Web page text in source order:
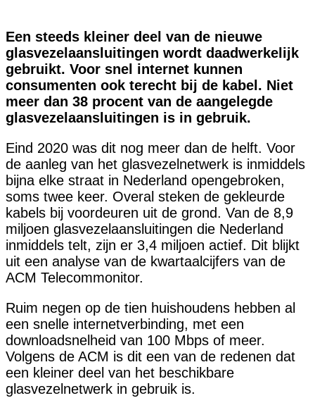
Een steeds kleiner deel van de nieuwe
glasvezelaansluitingen wordt daadwerkelijk
gebruikt. Voor snel internet kunnen
consumenten ook terecht bij de kabel. Niet
meer dan 38 procent van de aangelegde
glasvezelaansluitingen is in gebruik.
Eind 2020 was dit nog meer dan de helft. Voor
de aanleg van het glasvezelnetwerk is inmiddels
bijna elke straat in Nederland opengebroken,
soms twee keer. Overal steken de gekleurde
kabels bij voordeuren uit de grond. Van de 8,9
miljoen glasvezelaansluitingen die Nederland
inmiddels telt, zijn er 3,4 miljoen actief. Dit blijkt
uit een analyse van de kwartaalcijfers van de
ACM Telecommonitor.
Ruim negen op de tien huishoudens hebben al
een snelle internetverbinding, met een
downloadsnelheid van 100 Mbps of meer.
Volgens de ACM is dit een van de redenen dat
een kleiner deel van het beschikbare
glasvezelnetwerk in gebruik is.